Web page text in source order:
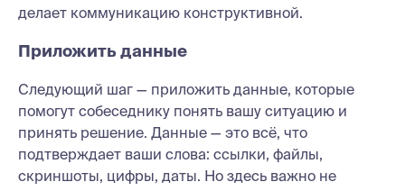
делает коммуникацию конструктивной.
Приложить данные
Следующий шаг — приложить данные, которые
помогут собеседнику понять вашу ситуацию и
принять решение. Данные — это всё, что
подтверждает ваши слова: ссылки, файлы,
скриншоты, цифры, даты. Но здесь важно не